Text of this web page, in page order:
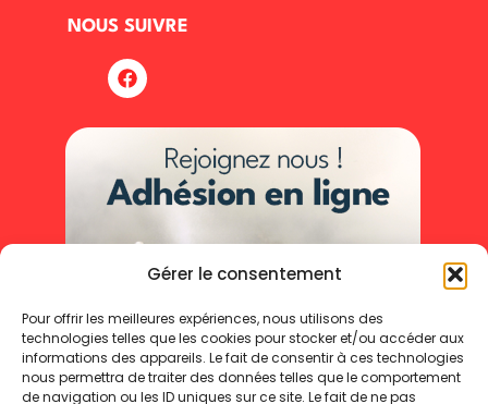
Gérer le consentement
Pour offrir les meilleures expériences, nous utilisons des
technologies telles que les cookies pour stocker et/ou accéder aux
informations des appareils. Le fait de consentir à ces technologies
nous permettra de traiter des données telles que le comportement
de navigation ou les ID uniques sur ce site. Le fait de ne pas
NOUS SUIVRE